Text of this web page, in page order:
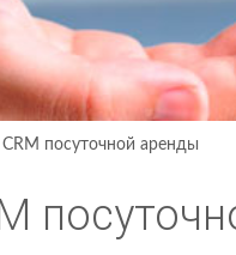
CRM посуточной аренды